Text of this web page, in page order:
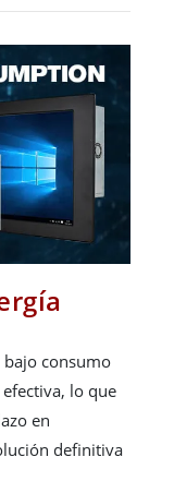
bajo consumo
lo que
en
definitiva